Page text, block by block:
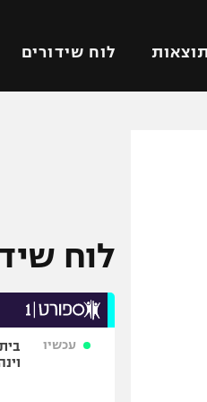
תוצאות לוח שידורים
לוח
עכשיו